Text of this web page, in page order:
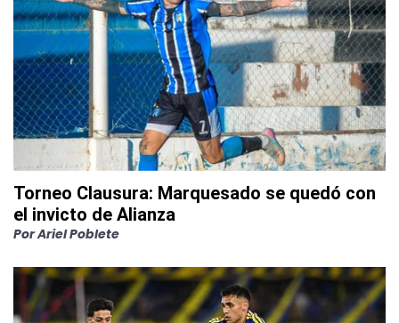
Torneo Clausura: Marquesado se quedó con
el invicto de Alianza
PorAriel Poblete